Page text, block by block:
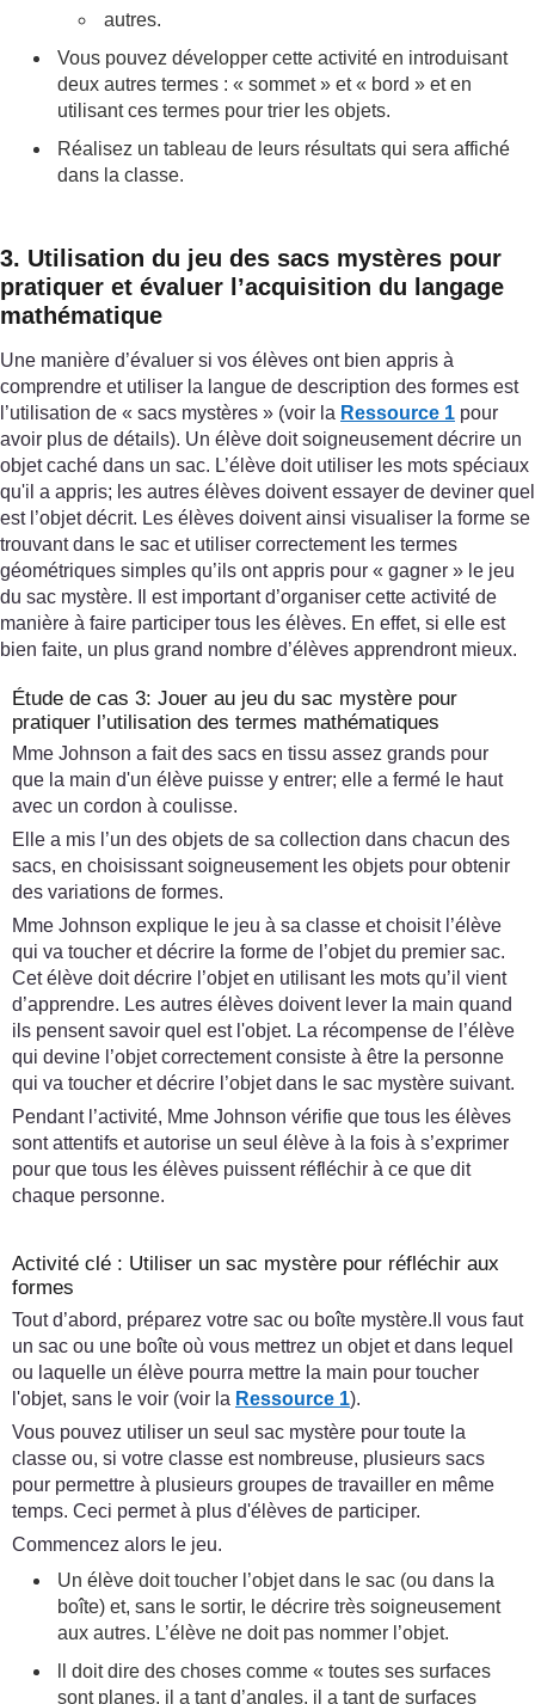
autres.
Vous pouvez développer cette activité en introduisant
deux autres termes : « sommet » et « bord » et en
utilisant ces termes pour trier les objets.
Réalisez un tableau de leurs résultats qui sera affiché
dans la classe.
3. Utilisation du jeu des sacs mystères pour
pratiquer et évaluer l’acquisition du langage
mathématique
Une manière d’évaluer si vos élèves ont bien appris à
comprendre et utiliser la langue de description des formes est
l’utilisation de « sacs mystères » (voir la Ressource 1 pour
avoir plus de détails). Un élève doit soigneusement décrire un
objet caché dans un sac. L’élève doit utiliser les mots spéciaux
qu'il a appris; les autres élèves doivent essayer de deviner quel
est l’objet décrit. Les élèves doivent ainsi visualiser la forme se
trouvant dans le sac et utiliser correctement les termes
géométriques simples qu’ils ont appris pour « gagner » le jeu
du sac mystère. Il est important d’organiser cette activité de
manière à faire participer tous les élèves. En effet, si elle est
bien faite, un plus grand nombre d’élèves apprendront mieux.
Étude de cas 3: Jouer au jeu du sac mystère pour
pratiquer l’utilisation des termes mathématiques
Mme Johnson a fait des sacs en tissu assez grands pour
que la main d'un élève puisse y entrer; elle a fermé le haut
avec un cordon à coulisse.
Elle a mis l’un des objets de sa collection dans chacun des
sacs, en choisissant soigneusement les objets pour obtenir
des variations de formes.
Mme Johnson explique le jeu à sa classe et choisit l’élève
qui va toucher et décrire la forme de l’objet du premier sac.
Cet élève doit décrire l’objet en utilisant les mots qu’il vient
d’apprendre. Les autres élèves doivent lever la main quand
ils pensent savoir quel est l'objet. La récompense de l’élève
qui devine l’objet correctement consiste à être la personne
qui va toucher et décrire l’objet dans le sac mystère suivant.
Pendant l’activité, Mme Johnson vérifie que tous les élèves
sont attentifs et autorise un seul élève à la fois à s’exprimer
pour que tous les élèves puissent réfléchir à ce que dit
chaque personne.
Activité clé : Utiliser un sac mystère pour réfléchir aux
formes
Tout d’abord, préparez votre sac ou boîte mystère.Il vous faut
un sac ou une boîte où vous mettrez un objet et dans lequel
ou laquelle un élève pourra mettre la main pour toucher
l'objet, sans le voir (voir la Ressource 1).
Vous pouvez utiliser un seul sac mystère pour toute la
classe ou, si votre classe est nombreuse, plusieurs sacs
pour permettre à plusieurs groupes de travailler en même
temps. Ceci permet à plus d'élèves de participer.
Commencez alors le jeu.
Un élève doit toucher l’objet dans le sac (ou dans la
boîte) et, sans le sortir, le décrire très soigneusement
aux autres. L’élève ne doit pas nommer l’objet.
ll doit dire des choses comme « toutes ses surfaces
sont planes, il a tant d’angles, il a tant de surfaces